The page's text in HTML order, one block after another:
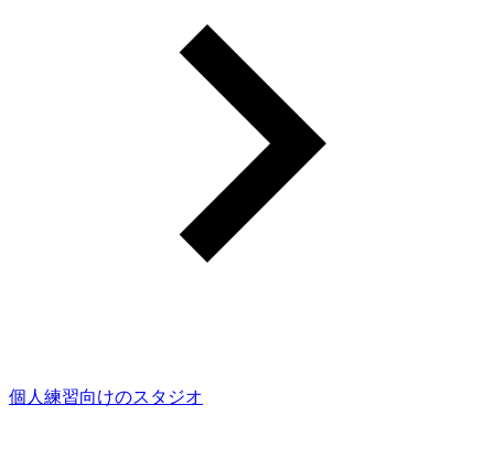
個人練習向けのスタジオ